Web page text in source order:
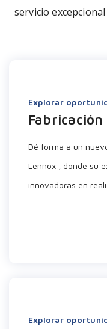
servicio
Explorar
Fabricación
Dé forma a un
Lennox , donde su
innovadoras en
Explorar